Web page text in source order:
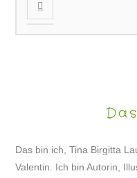
Das bin ich, Tina Birgitta
Valentin. Ich bin Autorin,